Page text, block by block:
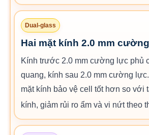
Dual-glass
Hai mặt kính 2.0 mm
Kính trước 2.0 mm cường lực phủ
quang, kính sau 2.0 mm cường
mặt kính bảo vệ cell tốt hơn so với
kính, giảm rủi ro ẩm và vi nứt theo